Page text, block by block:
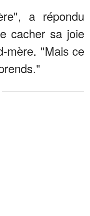
a répondu
cacher sa joie
mère. "Mais ce